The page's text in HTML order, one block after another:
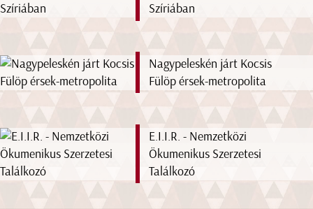
Szíriában
Nagypeleskén járt Kocsis
Fülöp érsek-metropolita
E.I.I.R. - Nemzetközi
Ökumenikus Szerzetesi
Találkozó